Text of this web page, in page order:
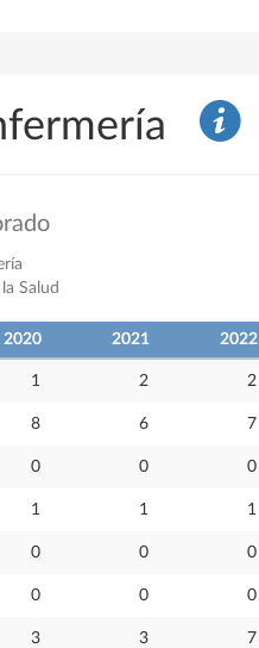
Salud
2020 2021 2022
1 2 2
8 6 7
0 0 0
1 1 1
0 0 0
0 0 0
3 3 7